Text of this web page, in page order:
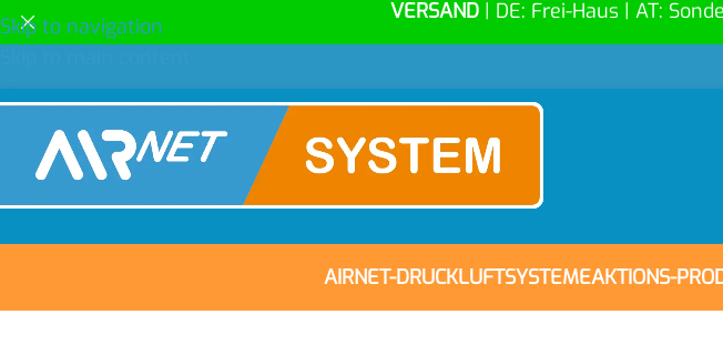
Skip to navigation
VERSAND | DE: Frei-Haus | AT:
AIRNET-DRUCKLUFTSYSTEMEAKTIONS-